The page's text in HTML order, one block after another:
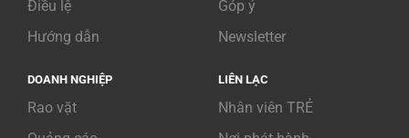
Điều lệ
Hướng dẫn
Góp ý
Newsletter
DOANH NGHIỆP
Rao vặt
LIÊN LẠC
Nhân viên TRẺ